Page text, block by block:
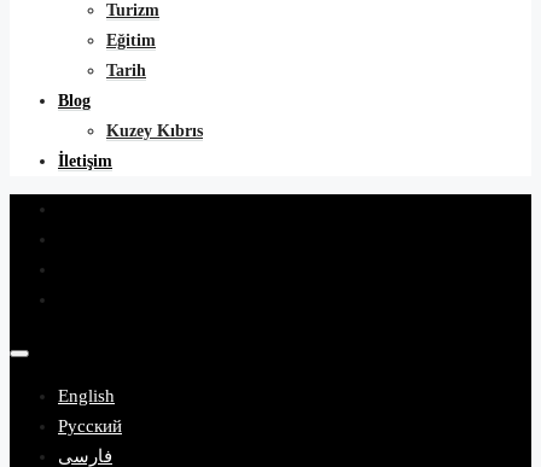
Turizm
Eğitim
Tarih
Blog
Kuzey Kıbrıs
İletişim
English
Русский
فارسی